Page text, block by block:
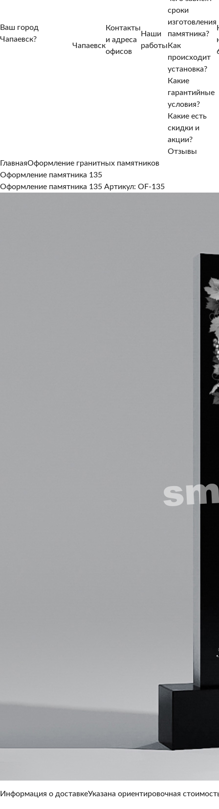
Ваш город
Чапаевск?
Чапаевск
Контакты
и адреса
офисов
Наши
работы
сроки
изготовления
памятника?
Как
происходит
установка?
Какие
гарантийные
условия?
Какие есть
скидки и
акции?
Отзывы
ГлавнаяОформление гранитных памятников
Оформление памятника 135
Оформление памятника 135 Артикул: OF-135
Информация о доставкеУказана ориентировочная